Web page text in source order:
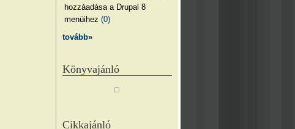
hozzáadása a Drupal 8
menüihez(0)
tovább»
Könyvajánló
Cikkajánló